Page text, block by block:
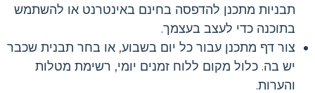
תבניות מתכנן להדפסה בחינם באינטרנט או להשתמש
בתוכנה כדי לעצב בעצמך.
צור דף מתכנן עבור כל יום בשבוע, או בחר תבנית שכבר
יש בה. כלול מקום ללוח זמנים יומי, רשימת מטלות
והערות.